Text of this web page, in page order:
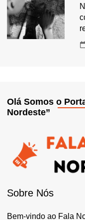
Olá Somos o
Nordeste”
Sobre Nós
Bem-vindo ao Fala